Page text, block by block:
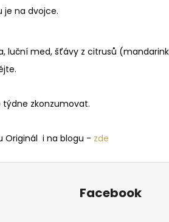
je na dvojce.
luční med, šťávy z citrusů
zkonzumovat.
Originál i na blogu - zde
Facebook